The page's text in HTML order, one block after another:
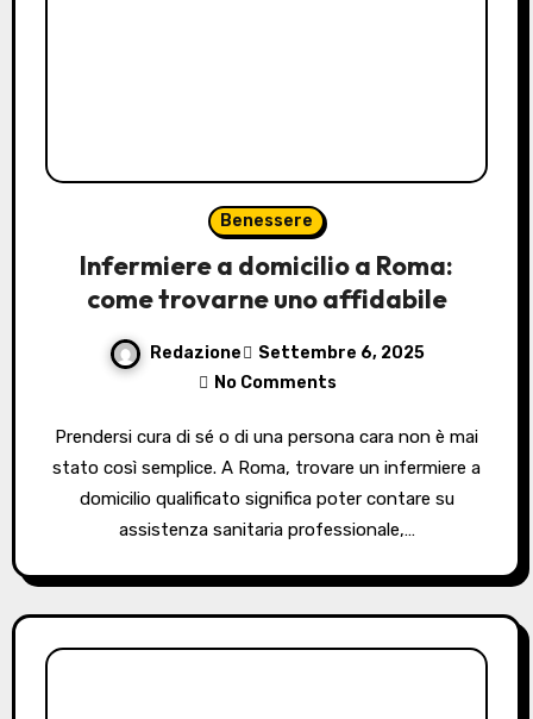
Benessere
Infermiere a domicilio a Roma:
come trovarne uno affidabile
Redazione
Settembre 6, 2025
No Comments
Prendersi cura di sé o di una persona cara non è mai
stato così semplice. A Roma, trovare un infermiere a
domicilio qualificato significa poter contare su
assistenza sanitaria professionale,…